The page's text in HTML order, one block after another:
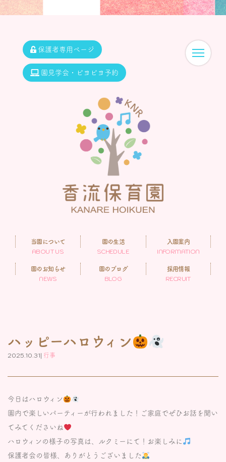
保護者専用ページ
園見学会・ピヨピヨ予約
当園について
ABOUT US
園の生活
SCHEDULE
入園案内
INFORMATION
園のお知らせ
NEWS
園のブログ
BLOG
採用情報
RECRUIT
ハッピーハロウィン
2025.10.31| 行事
今日はハロウィン
園内で楽しいパーティーが行われました！ご家庭でぜひお話を聞い
てみてくださいね
ハロウィンの様子の写真は、ルクミーにて！お楽しみに
保護者会の皆様、ありがとうございました